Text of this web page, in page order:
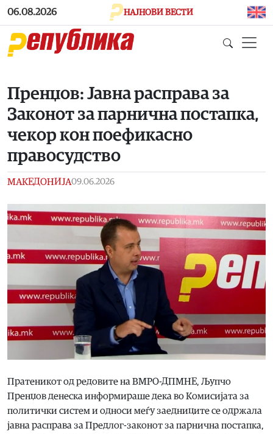
Skip to main content
06.08.2026 НАЈНОВИ ВЕСТИ
Пренџов: Јавна расправа за
Законот за парнична постапка,
чекор кон поефикасно
правосудство
МАКЕДОНИЈА09.06.2026
Пратеникот од редовите на ВМРО-ДПМНЕ, Љупчо
Пренџов денеска информираше дека во Комисијата за
политички систем и односи меѓу заедниците се одржала
јавна расправа за Предлог-законот за парнична постапка,